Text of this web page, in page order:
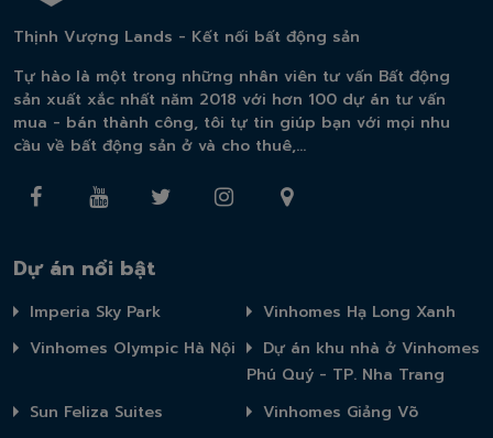
Thịnh Vượng Lands - Kết nối bất động sản
Tự hào là một trong những nhân viên tư vấn Bất động
sản xuất xắc nhất năm 2018 với hơn 100 dự án tư vấn
mua - bán thành công, tôi tự tin giúp bạn với mọi nhu
cầu về bất động sản ở và cho thuê,...
Dự án nổi bật
Imperia Sky Park
Vinhomes Hạ Long Xanh
Vinhomes Olympic Hà Nội
Dự án khu nhà ở Vinhomes
Phú Quý - TP. Nha Trang
Sun Feliza Suites
Vinhomes Giảng Võ